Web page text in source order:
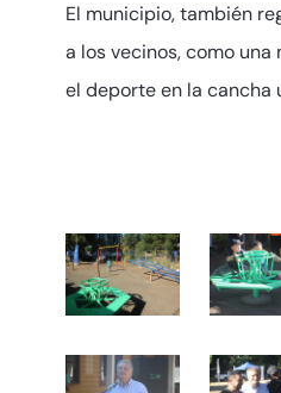
El municipio, también
a los vecinos, como
el deporte en la cancha